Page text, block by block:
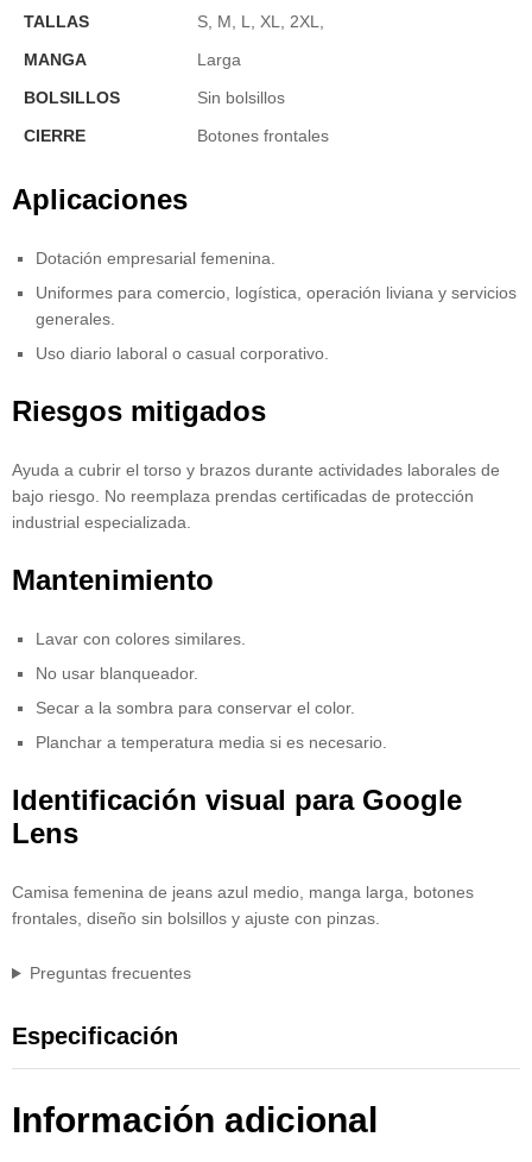
TALLAS
S, M, L, XL, 2XL,
MANGA
Larga
BOLSILLOS
Sin bolsillos
CIERRE
Botones frontales
Aplicaciones
Dotación empresarial femenina.
Uniformes para comercio, logística, operación liviana y servicios
generales.
Uso diario laboral o casual corporativo.
Riesgos mitigados
Ayuda a cubrir el torso y brazos durante actividades laborales de
bajo riesgo. No reemplaza prendas certificadas de protección
industrial especializada.
Mantenimiento
Lavar con colores similares.
No usar blanqueador.
Secar a la sombra para conservar el color.
Planchar a temperatura media si es necesario.
Identificación visual para Google
Lens
Camisa femenina de jeans azul medio, manga larga, botones
frontales, diseño sin bolsillos y ajuste con pinzas.
Preguntas frecuentes
Especificación
Información adicional